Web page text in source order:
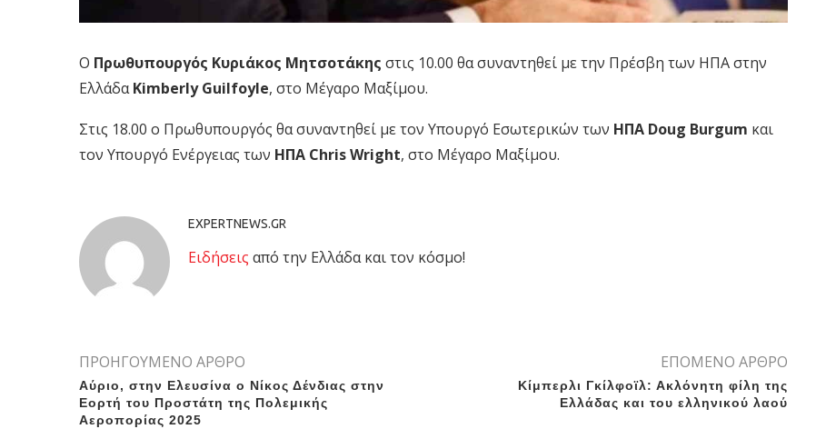
Ο Πρωθυπουργός Κυριάκος Μητσοτάκης στις 10.00 θα συναντηθεί με την Πρέσβη των ΗΠΑ στην
ΕλλάδαKimberly Guilfoyle, στο Μέγαρο Μαξίμου.
Στις 18.00 ο Πρωθυπουργός θα συναντηθεί με τον Υπουργό Εσωτερικών των ΗΠΑ Doug Burgum και
τον Υπουργό Ενέργειας των ΗΠΑ Chris Wright, στο Μέγαρο Μαξίμου.
EXPERTNEWS.GR
Eιδήσεις από την Ελλάδα και τον κόσμο!
ΠΡΟΗΓΟΥΜΕΝΟ ΑΡΘΡΟ
Αύριο, στην Ελευσίνα ο Νίκος Δένδιας στην
Εορτή του Προστάτη της Πολεμικής
Αεροπορίας 2025
ΕΠΟΜΕΝΟ ΑΡΘΡΟ
Κίμπερλι Γκίλφοϊλ: Ακλόνητη φίλη της
Ελλάδας και του ελληνικού λαού